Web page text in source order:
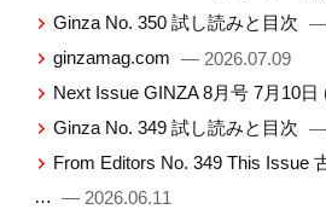
Ginza No. 350 試し読みと目次 —
ginzamag.com — 2026.07.09
Next Issue GINZA 8月号 7月10日
Ginza No. 349 試し読みと目次 —
From Editors No. 349 This Issue
… — 2026.06.11